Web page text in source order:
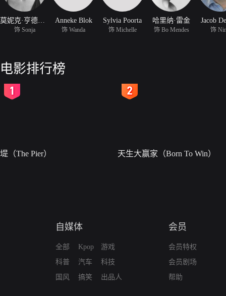
饰 Sonja
Anneke Blok
饰 Wanda
Sylvia Poorta
饰 Michelle
哈里纳·雷金
饰 Bo Mendes
Jacob
饰
电影排行榜
堤（The Pier） 天生大赢家（Born To Win）
自媒体
全部
科普
国风
Kpop
汽车
搞笑
游戏
科技
出品人
会员
会员特权
会员剧场
帮助